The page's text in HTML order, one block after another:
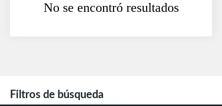
No se encontró resultados
Filtros de búsqueda